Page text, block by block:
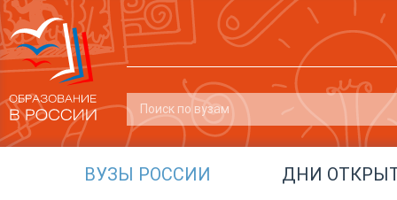
ВУЗЫ РОССИИ ДНИ